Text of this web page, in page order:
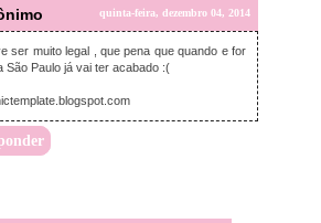
quinta-feira, dezembro 04, 2014
ser muito legal , que pena que quando e for
São Paulo já vai ter acabado :(